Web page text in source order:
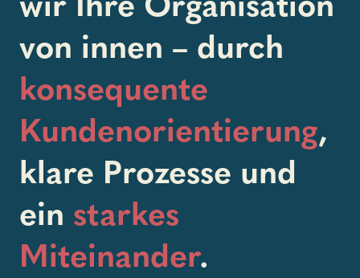
von innen – durch
konsequente
Kundenorientierung,
klare Prozesse und
ein starkes
Miteinander.